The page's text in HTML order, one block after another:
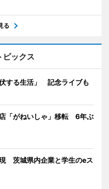
る
ピックス
する生活」 記念ライブも
「がねいしゃ」移転 6年ぶ
茨城県内企業と学生のeス